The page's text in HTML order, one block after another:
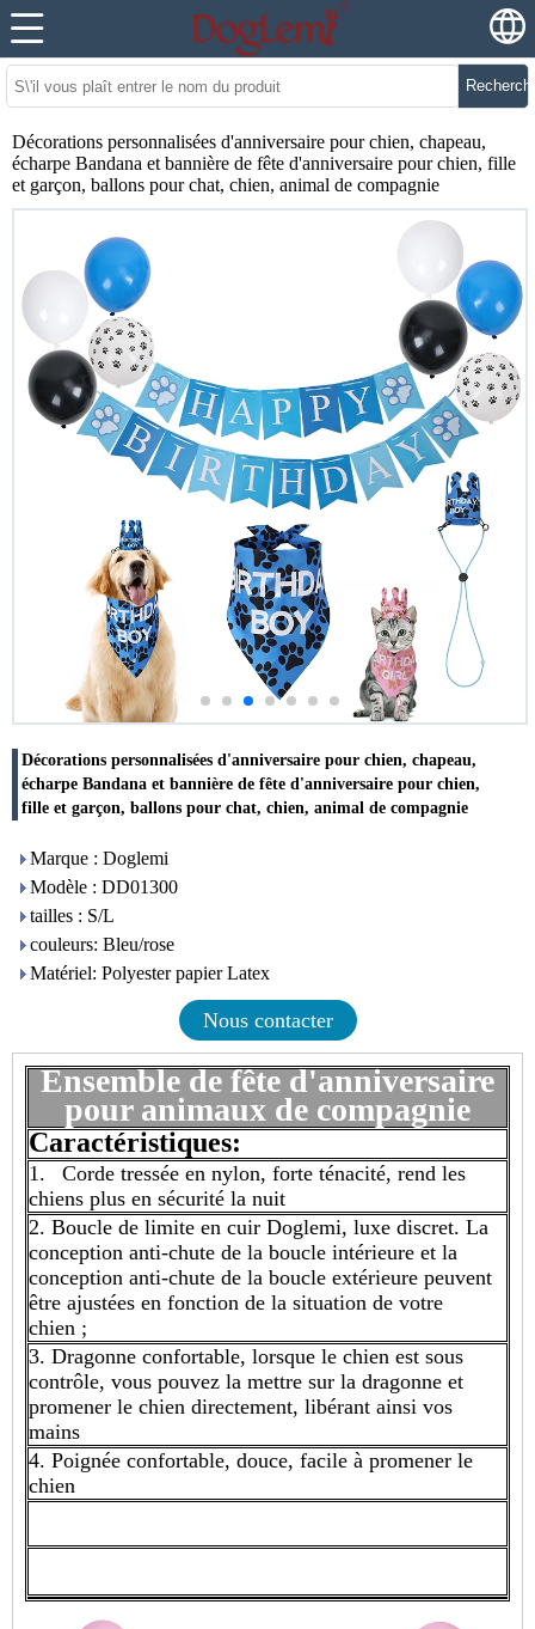
Décorations personnalisées d'anniversaire pour chien, chapeau,
écharpe Bandana et bannière de fête d'anniversaire pour chien, fille
et garçon, ballons pour chat, chien, animal de compagnie
Décorations personnalisées d'anniversaire pour chien, chapeau,
écharpe Bandana et bannière de fête d'anniversaire pour chien,
fille et garçon, ballons pour chat, chien, animal de compagnie
Marque : Doglemi
Modèle : DD01300
tailles : S/L
couleurs: Bleu/rose
Matériel: Polyester papier Latex
Nous contacter
Ensemble de fête d'anniversaire
pour animaux de compagnie
Caractéristiques:
1. Corde tressée en nylon, forte ténacité, rend les
chiens plus en sécurité la nuit
2. Boucle de limite en cuir Doglemi, luxe discret. La
conception anti-chute de la boucle intérieure et la
conception anti-chute de la boucle extérieure peuvent
être ajustées en fonction de la situation de votre
chien ;
3. Dragonne confortable, lorsque le chien est sous
contrôle, vous pouvez la mettre sur la dragonne et
promener le chien directement, libérant ainsi vos
mains
4. Poignée confortable, douce, facile à promener le
chien